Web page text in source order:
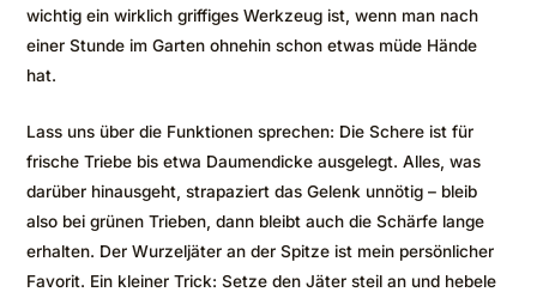
wichtig ein wirklich griffiges Werkzeug ist, wenn man nach
einer Stunde im Garten ohnehin schon etwas müde Hände
hat.
Lass uns über die Funktionen sprechen: Die Schere ist für
frische Triebe bis etwa Daumendicke ausgelegt. Alles, was
darüber hinausgeht, strapaziert das Gelenk unnötig – bleib
also bei grünen Trieben, dann bleibt auch die Schärfe lange
erhalten. Der Wurzeljäter an der Spitze ist mein persönlicher
Favorit. Ein kleiner Trick: Setze den Jäter steil an und hebele